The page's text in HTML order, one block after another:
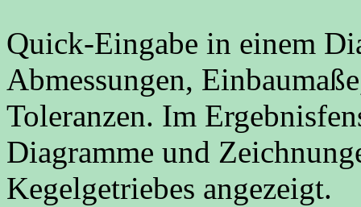
Quick-Eingabe in einem
Abmessungen,
Toleranzen. Im
Diagramme und
Kegelgetriebes angezeigt.